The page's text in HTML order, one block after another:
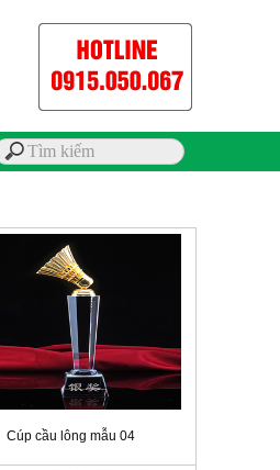
Cúp cầu lông mẫu 04